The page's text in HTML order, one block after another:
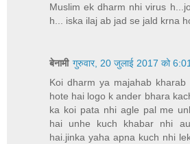
Muslim ek dharm nhi virus
h... iska ilaj ab jad se jald krna
बेनामी गुरुवार, 20 जुलाई 2017 को
Koi dharm ya majahab
hote hai logo k ander bhara
ka koi pata nhi agle pal me
hai unhe kuch khabar nhi
hai.jinka yaha apna kuch nhi